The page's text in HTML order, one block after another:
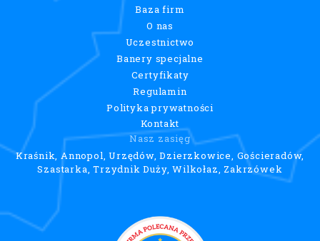
Baza firm
O nas
Uczestnictwo
Banery specjalne
Certyfikaty
Regulamin
Polityka prywatności
Kontakt
Nasz zasięg
Kraśnik, Annopol, Urzędów, Dzierzkowice, Gościeradów,
Szastarka, Trzydnik Duży, Wilkołaz, Zakrzówek